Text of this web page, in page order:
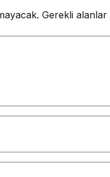
Gerekli alanlar